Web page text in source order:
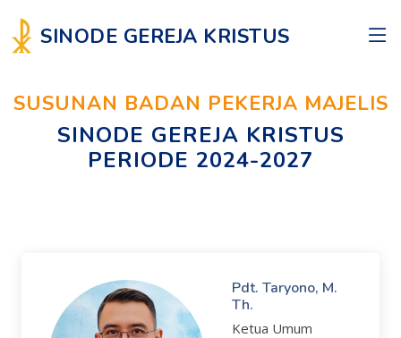
SINODE GEREJA KRISTUS
SUSUNAN BADAN PEKERJA MAJELIS
SINODE GEREJA KRISTUS
PERIODE 2024-2027
Pdt. Taryono, M.
Th.
Ketua Umum